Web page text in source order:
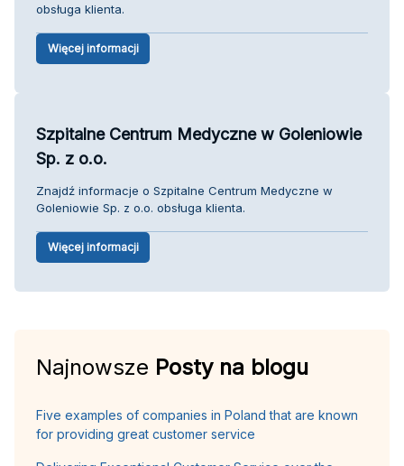
obsługa klienta.
Więcej informacji
Szpitalne Centrum Medyczne w Goleniowie
Sp. z o.o.
Znajdź informacje o Szpitalne Centrum Medyczne w
Goleniowie Sp. z o.o. obsługa klienta.
Więcej informacji
Najnowsze Posty na blogu
Five examples of companies in Poland that are known
for providing great customer service